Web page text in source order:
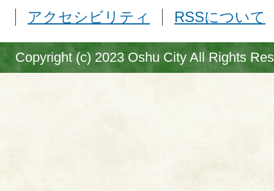
アクセシビリティ
RSSについて
Copyright (c) 2023 Oshu City All Rights